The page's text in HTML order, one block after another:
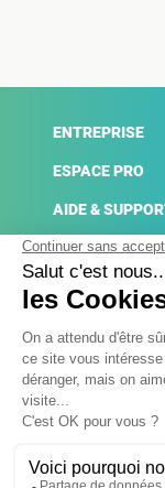
ENTREPRISE
ESPACE PRO
AIDE &
ACTUALITÉS